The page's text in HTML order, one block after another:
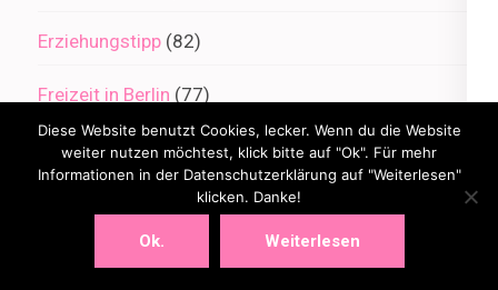
Erziehungstipp (82)
Freizeit in Berlin (77)
Haustier (3)
Diese Website benutzt Cookies, lecker. Wenn du die Website
weiter nutzen möchtest, klick bitte auf "Ok". Für mehr
Informationen in der Datenschutzerklärung auf "Weiterlesen"
klicken. Danke!
Ok. Weiterlesen